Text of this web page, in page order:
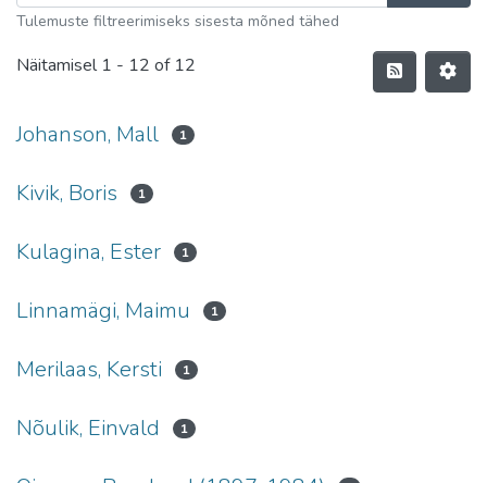
Tulemuste filtreerimiseks sisesta mõned tähed
Näitamisel 1 - 12 of 12
Johanson, Mall 1
Kivik, Boris 1
Kulagina, Ester 1
Linnamägi, Maimu 1
Merilaas, Kersti 1
Nõulik, Einvald 1